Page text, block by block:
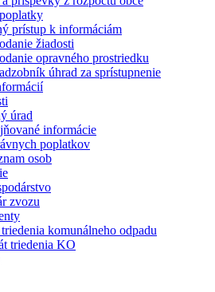
prístup k informáciám
žiadosti
opravného prostriedku
úhrad za sprístupnenie
úrad
informácie
poplatkov
osob
zvozu
komunálneho odpadu
triedenia KO